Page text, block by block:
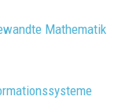
Mathematik